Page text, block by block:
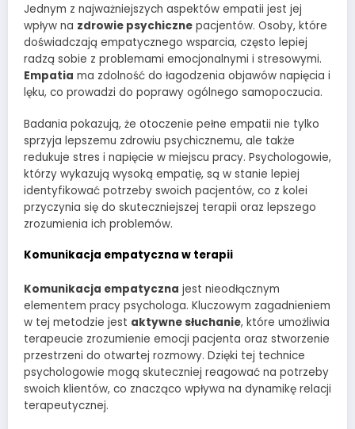
Jednym z najważniejszych aspektów empatii jest jej
wpływ na zdrowie psychiczne pacjentów. Osoby, które
doświadczają empatycznego wsparcia, często lepiej
radzą sobie z problemami emocjonalnymi i stresowymi.
Empatia ma zdolność do łagodzenia objawów napięcia i
lęku, co prowadzi do poprawy ogólnego samopoczucia.
Badania pokazują, że otoczenie pełne empatii nie tylko
sprzyja lepszemu zdrowiu psychicznemu, ale także
redukuje stres i napięcie w miejscu pracy. Psychologowie,
którzy wykazują wysoką empatię, są w stanie lepiej
identyfikować potrzeby swoich pacjentów, co z kolei
przyczynia się do skuteczniejszej terapii oraz lepszego
zrozumienia ich problemów.
Komunikacja empatyczna w terapii
Komunikacja empatyczna jest nieodłącznym
elementem pracy psychologa. Kluczowym zagadnieniem
w tej metodzie jest aktywne słuchanie, które umożliwia
terapeucie zrozumienie emocji pacjenta oraz stworzenie
przestrzeni do otwartej rozmowy. Dzięki tej technice
psychologowie mogą skuteczniej reagować na potrzeby
swoich klientów, co znacząco wpływa na dynamikę relacji
terapeutycznej.